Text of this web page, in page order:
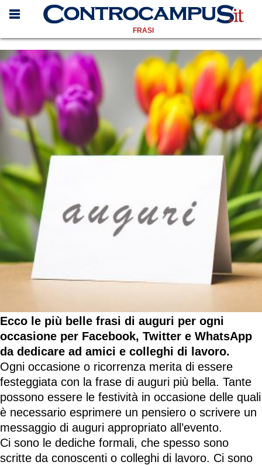
FRASI
Ecco le più belle frasi di auguri per ogni
occasione per Facebook, Twitter e WhatsApp
da dedicare ad amici e colleghi di lavoro.
Ogni occasione o ricorrenza merita di essere
festeggiata con la frase di auguri più bella. Tante
possono essere le festività in occasione delle quali
è necessario esprimere un pensiero o scrivere un
messaggio di auguri appropriato all’evento.
Ci sono le dediche formali, che spesso sono
scritte da conoscenti o colleghi di lavoro. Ci sono